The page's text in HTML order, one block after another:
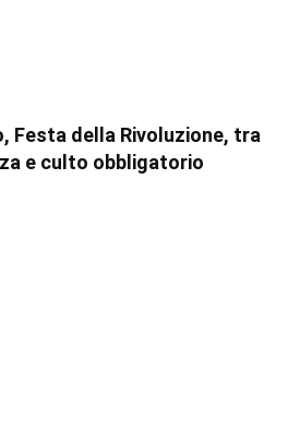
Festa della Rivoluzione, tra
e culto obbligatorio